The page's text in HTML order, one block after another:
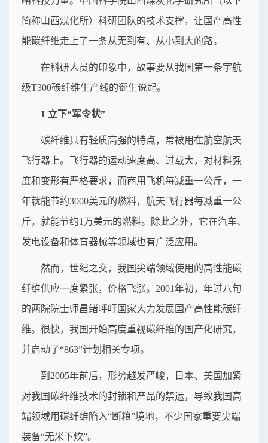
简称山西煤化所）科研团队的技术支撑，让国产高性
能碳纤维走上了一条从无到有、从小到大的路。
在科研人员的印象中，故事要从我国第一条宇航
级T300碳纤维生产线的诞生说起。
1 立下“军令状”
碳纤维具有轻质高强的特点，常被用在航空航天
飞行器上。飞行器的运动速度高、过载大，对材料强
度和变形有严格要求，而商用飞机每减重一公斤，一
年就能节约3000美元的燃料，航天飞行器每减重一公
斤，就能节约1万美元的燃料。除此之外，它在汽车、
发电设备和体育器械等领域也有广泛应用。
然而，世纪之交，我国尖端领域使用的高性能碳
纤维供应一度紧张，价格飞涨。2001年初，年过八旬
的两院院士师昌绪呼吁国家大力发展国产高性能碳纤
维。很快，我国开始高度重视碳纤维的国产化研究，
并启动了“863”计划相关专项。
到2005年前后，形势越发严峻，日本、美国加紧
对我国碳纤维技术的封锁和产品的禁运，导致我国高
端领域用碳纤维陷入“断粮”境地，不少国家重要尖端
装备“无米下炊”。